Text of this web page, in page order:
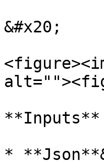
&#x20;
**Inputs**
*